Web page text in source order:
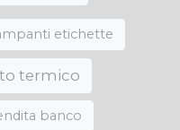
etichette
termico
banco